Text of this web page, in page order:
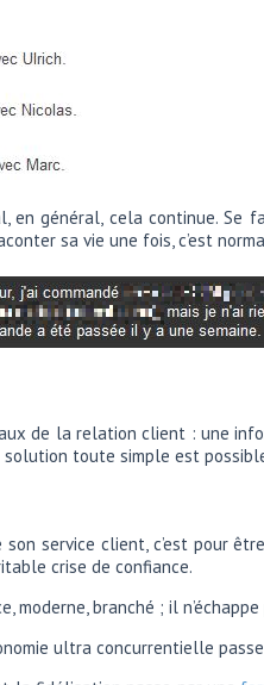
en général, cela continue.
sa vie une fois, c’est
de la relation client : une
solution toute simple est
service client, c’est pour
crise de confiance.
moderne, branché ; il
ultra concurrentielle